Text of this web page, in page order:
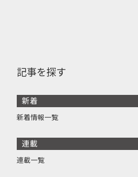
記事を探す
新着
新着情報一覧
連載
連載一覧